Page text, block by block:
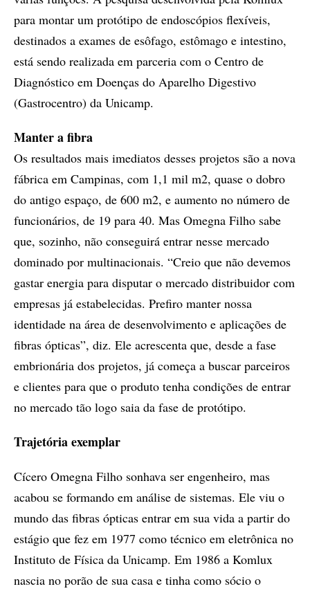
para montar um protótipo de endoscópios flexíveis,
destinados a exames de esôfago, estômago e intestino,
está sendo realizada em parceria com o Centro de
Diagnóstico em Doenças do Aparelho Digestivo
(Gastrocentro) da Unicamp.
Manter a fibra
Os resultados mais imediatos desses projetos são a nova
fábrica em Campinas, com 1,1 mil m2, quase o dobro
do antigo espaço, de 600 m2, e aumento no número de
funcionários, de 19 para 40. Mas Omegna Filho sabe
que, sozinho, não conseguirá entrar nesse mercado
dominado por multinacionais. “Creio que não devemos
gastar energia para disputar o mercado distribuidor com
empresas já estabelecidas. Prefiro manter nossa
identidade na área de desenvolvimento e aplicações de
fibras ópticas”, diz. Ele acrescenta que, desde a fase
embrionária dos projetos, já começa a buscar parceiros
e clientes para que o produto tenha condições de entrar
no mercado tão logo saia da fase de protótipo.
Trajetória exemplar
Cícero Omegna Filho sonhava ser engenheiro, mas
acabou se formando em análise de sistemas. Ele viu o
mundo das fibras ópticas entrar em sua vida a partir do
estágio que fez em 1977 como técnico em eletrônica no
Instituto de Física da Unicamp. Em 1986 a Komlux
nascia no porão de sua casa e tinha como sócio o